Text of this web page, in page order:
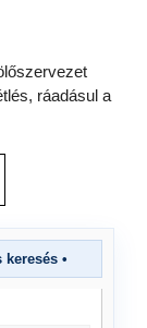
ráadásul a
keresés •